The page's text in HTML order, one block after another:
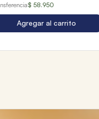
$ 58.950
Agregar al carrito